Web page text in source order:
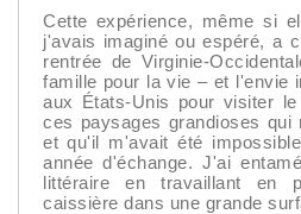
Cette expérience, même si
j'avais imaginé ou espéré, a
rentrée de Virginie-
famille pour la vie – et l'envie
aux États-Unis pour visiter
ces paysages grandioses qui
et qu'il m'avait été
année d'échange. J'ai
littéraire en travaillant en
caissière dans une grande